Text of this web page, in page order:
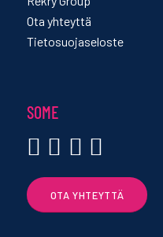
Ota yhteyttä
Tietosuojaseloste
SOME
OTA YHTEYTTÄ